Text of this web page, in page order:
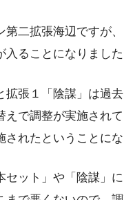
第二拡張海辺ですが
ることになりました
拡張１「陰謀」は過
えで調整が実施されて
れたということにな
セット」や「陰謀」